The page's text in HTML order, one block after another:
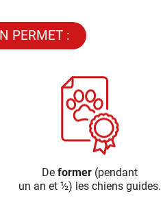
PERMET :
Deformer (pendant
un an et ½) les chiens guides.